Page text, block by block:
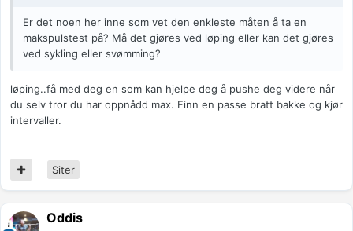
Er det noen her inne som vet den enkleste måten å ta en
makspulstest på? Må det gjøres ved løping eller kan det gjøres
ved sykling eller svømming?
løping..få med deg en som kan hjelpe deg å pushe deg videre når
du selv tror du har oppnådd max. Finn en passe bratt bakke og kjør
intervaller.
Siter
Oddis